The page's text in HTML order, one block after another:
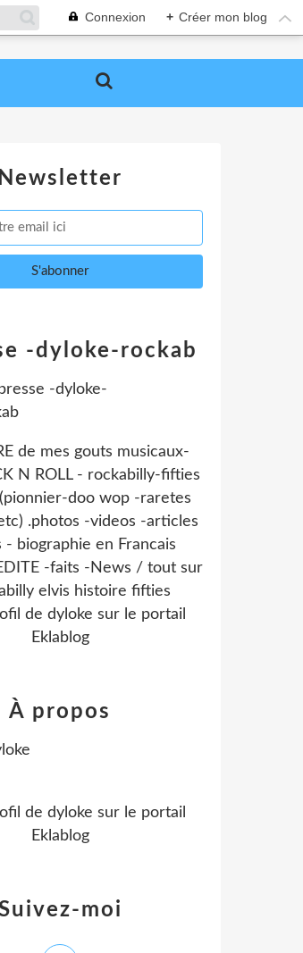
Connexion + Créer mon blog
Newsletter
-dyloke-rockab
de mes gouts musicaux-
N ROLL - rockabilly-fifties
doo wop -raretes
.photos -videos -articles
- biographie en Francais
-faits -News / tout sur
elvis histoire fifties
de dyloke sur le portail
Eklablog
moi
À propos
de dyloke sur le portail
Eklablog